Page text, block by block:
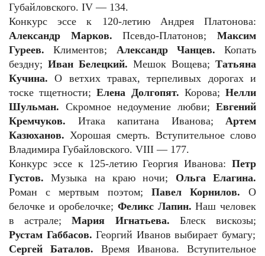
Губайловского. IV — 134.
Конкурс эссе к 120-летию Андрея Платонова:
Александр Марков. Псевдо-Платонов; Максим
Гуреев.Климентов; Александр Чанцев. Копать
бездну; Иван Белецкий. Мешок Вощева; Татьяна
Кучина. О ветхих травах, терпеливых дорогах и
тоске тщетности;Елена Долгопят. Корова;Нелли
Шульман. Скромное недоумение любви; Евгений
Кремчуков. Итака капитана Иванова; Артем
Казюханов. Хорошая смерть. Вступительное слово
Владимира Губайловского. VIII — 177.
Конкурс эссе к 125-летию Георгия Иванова: Петр
Густов.Музыка на краю ночи; Ольга Елагина.
Роман с мертвым поэтом; Павел Корнилов.О
белочке и оробелочке; Феликс Лапин. Наш человек
в астрале;Мария Игнатьева. Блеск вискозы;
Рустам Габбасов. Георгий Иванов выбирает бумагу;
Сергей Баталов. Время Иванова. Вступительное